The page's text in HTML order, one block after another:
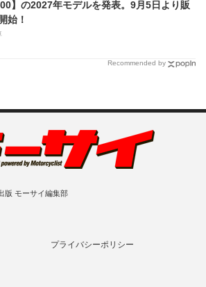
】の2027年モデルを発表。9月5日より販
始！
Recommended by
版 モーサイ編集部
プライバシーポリシー